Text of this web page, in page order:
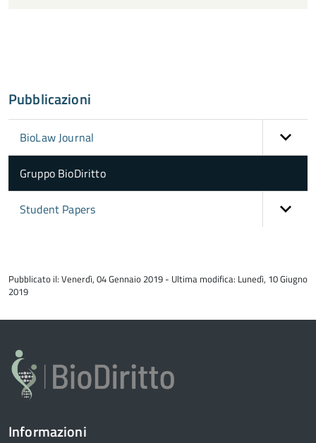
Pubblicazioni
BioLaw Journal
Gruppo BioDiritto
Student Papers
del
contenuto
Pubblicato il: Venerdì, 04 Gennaio 2019 - Ultima modifica: Lunedì, 10 Giugno
2019
Informazioni